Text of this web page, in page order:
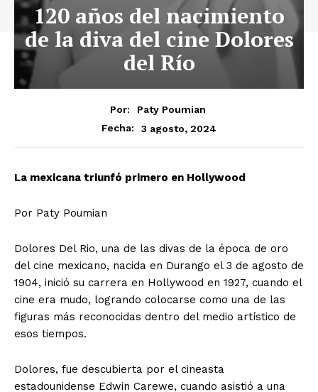
120 años del nacimiento
de la diva del cine Dolores
del Río
Por:
Paty Poumian
Fecha:
3 agosto, 2024
La mexicana triunfó primero en Hollywood
Por Paty Poumian
Dolores Del Rio, una de las divas de la época de oro
del cine mexicano, nacida en Durango el 3 de agosto de
1904, inició su carrera en Hollywood en 1927, cuando el
cine era mudo, logrando colocarse como una de las
figuras más reconocidas dentro del medio artístico de
esos tiempos.
Dolores, fue descubierta por el cineasta
estadounidense Edwin Carewe, cuando asistió a una